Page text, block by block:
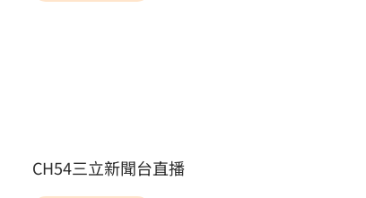
CH54三立新聞台直播